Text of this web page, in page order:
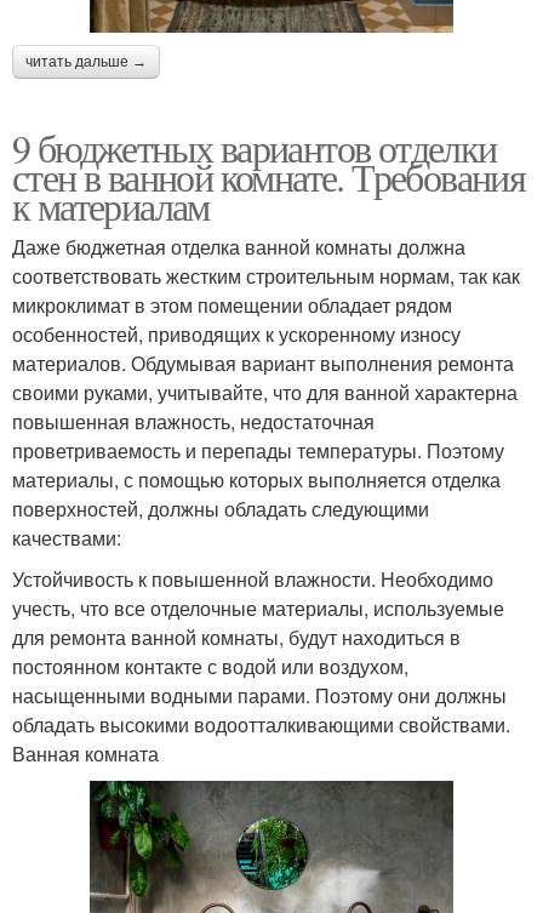
читать дальше →
9 бюджетных вариантов отделки
стен в ванной комнате. Требования
к материалам
Даже бюджетная отделка ванной комнаты должна
соответствовать жестким строительным нормам, так как
микроклимат в этом помещении обладает рядом
особенностей, приводящих к ускоренному износу
материалов. Обдумывая вариант выполнения ремонта
своими руками, учитывайте, что для ванной характерна
повышенная влажность, недостаточная
проветриваемость и перепады температуры. Поэтому
материалы, с помощью которых выполняется отделка
поверхностей, должны обладать следующими
качествами:
Устойчивость к повышенной влажности. Необходимо
учесть, что все отделочные материалы, используемые
для ремонта ванной комнаты, будут находиться в
постоянном контакте с водой или воздухом,
насыщенными водными парами. Поэтому они должны
обладать высокими водоотталкивающими свойствами.
Ванная комната